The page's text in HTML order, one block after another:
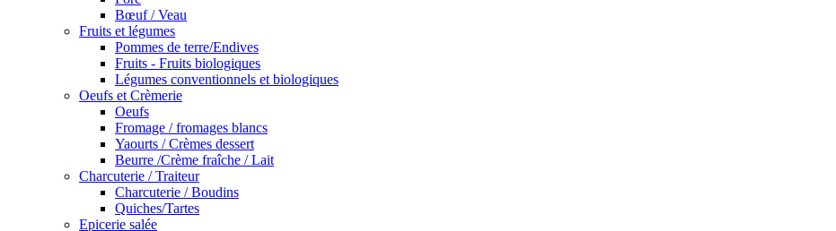
Bœuf / Veau
Fruits et légumes
Pommes de terre/Endives
Fruits - Fruits biologiques
Légumes conventionnels et biologiques
Oeufs et Crèmerie
Oeufs
Fromage / fromages blancs
Yaourts / Crèmes dessert
Beurre /Crème fraîche / Lait
Charcuterie / Traiteur
Charcuterie / Boudins
Quiches/Tartes
Epicerie salée